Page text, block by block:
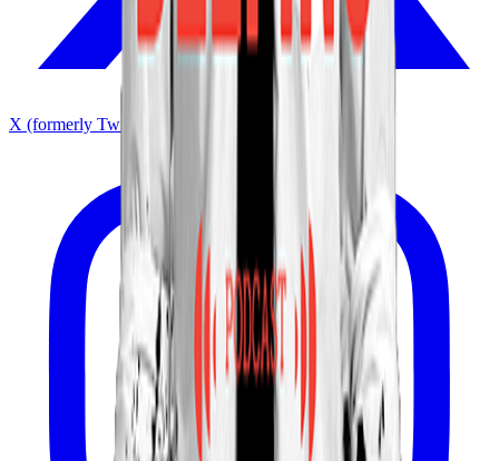
X (formerly Twitter)